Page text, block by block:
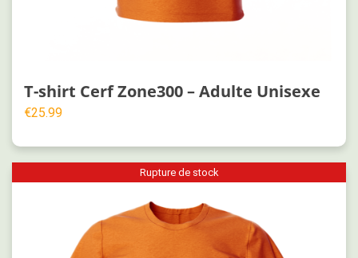
T-shirt Cerf Zone300 – Adulte Unisexe
€25.99
Rupture de stock